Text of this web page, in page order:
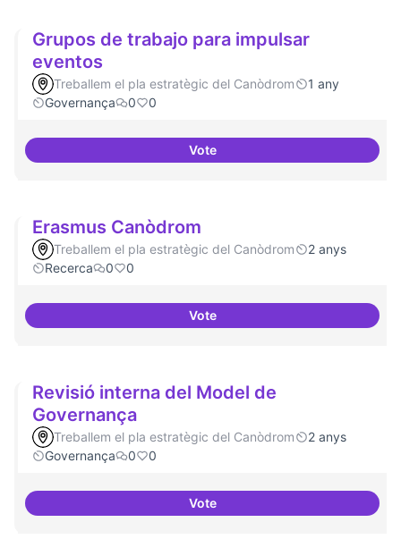
Grupos de trabajo para impulsar
eventos
Treballem el pla estratègic del Canòdrom
1 any
Governança
0 0
VoteGrupos de trabajo para
Erasmus Canòdrom
Treballem el pla estratègic del Canòdrom
2 anys
Recerca
0 0
VoteErasmus Canòdrom
Revisió interna del Model de
Governança
Treballem el pla estratègic del Canòdrom
2 anys
Governança
0 0
VoteRevisió interna del Model de